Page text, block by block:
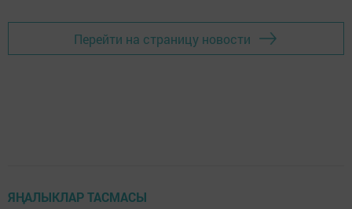
Перейти на страницу новости
ЯҢАЛЫКЛАР ТАСМАСЫ